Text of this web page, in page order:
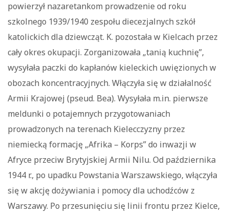
powierzył nazaretankom prowadzenie od roku
szkolnego 1939/1940 zespołu diecezjalnych szkół
katolickich dla dziewcząt. K. pozostała w Kielcach przez
cały okres okupacji. Zorganizowała „tanią kuchnię”,
wysyłała paczki do kapłanów kieleckich uwięzionych w
obozach koncentracyjnych. Włączyła się w działalność
Armii Krajowej (pseud. Bea). Wysyłała m.in. pierwsze
meldunki o potajemnych przygotowaniach
prowadzonych na terenach Kielecczyzny przez
niemiecką formację „Afrika – Korps” do inwazji w
Afryce przeciw Brytyjskiej Armii Nilu. Od października
1944 r., po upadku Powstania Warszawskiego, włączyła
się w akcję dożywiania i pomocy dla uchodźców z
Warszawy. Po przesunięciu się linii frontu przez Kielce,